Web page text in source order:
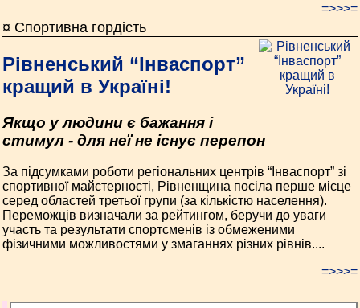
=>>>=
¤ Спортивна гордість
Рівненський “Інваспорт”
кращий в Україні!
Якщо у людини є бажання і
стимул - для неї не існує перепон
За підсумками роботи регіональних центрів “Інваспорт” зі
спортивної майстерності, Рівненщина посіла перше місце
серед областей третьої групи (за кількістю населення).
Переможців визначали за рейтингом, беручи до уваги
участь та результати спортсменів із обмеженими
фізичними можливостями у змаганнях різних рівнів....
=>>>=